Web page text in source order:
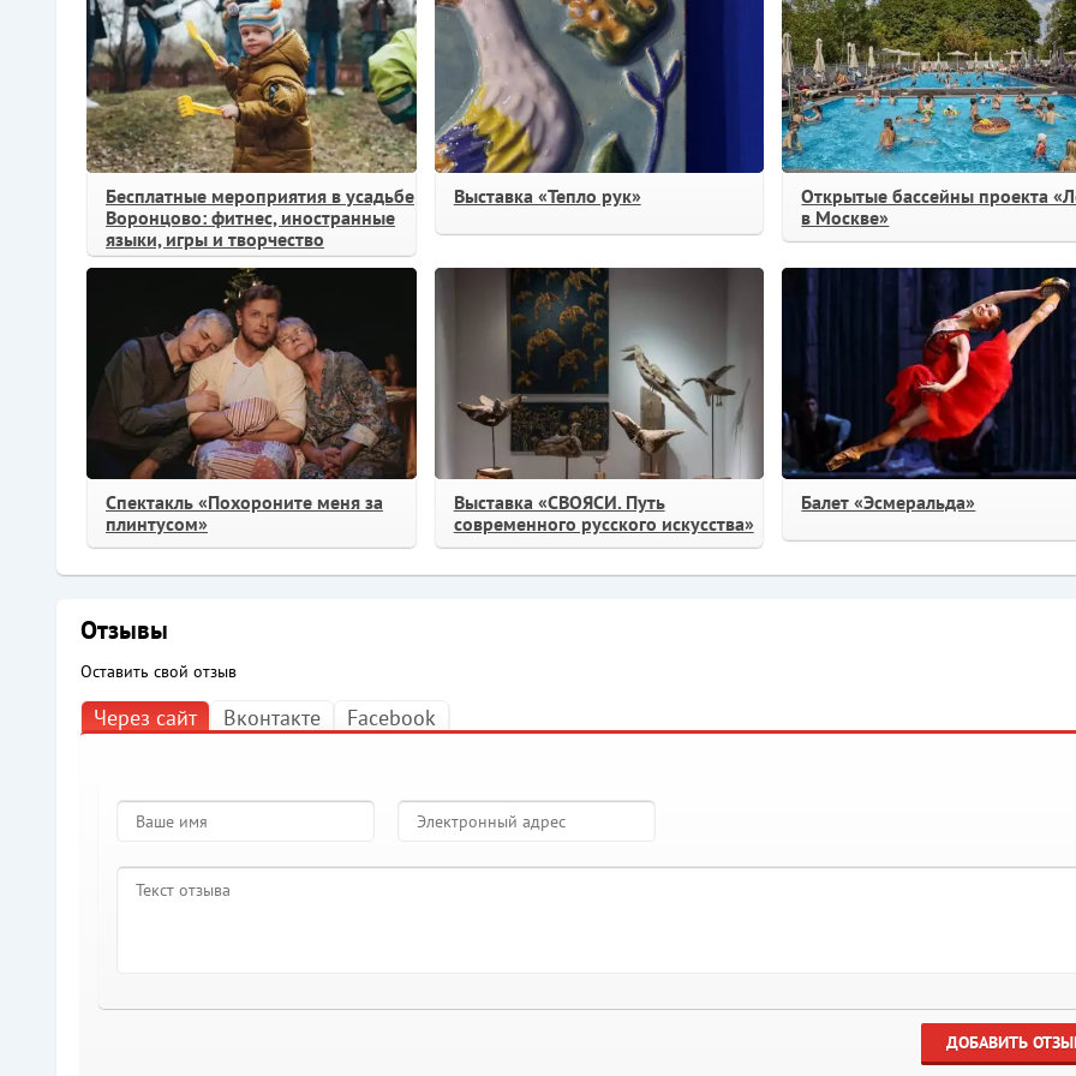
Бесплатные мероприятия в усадьбе
Воронцово: фитнес, иностранные
языки, игры и творчество
Выставка «Тепло рук»
Открытые бассейны проекта
в Москве»
Спектакль «Похороните меня за
плинтусом»
Выставка «СВОЯСИ. Путь
современного русского искусства»
Балет «Эсмеральда»
Отзывы
Оставить свой отзыв
Через сайт Вконтакте Facebook
ДОБАВИТЬ